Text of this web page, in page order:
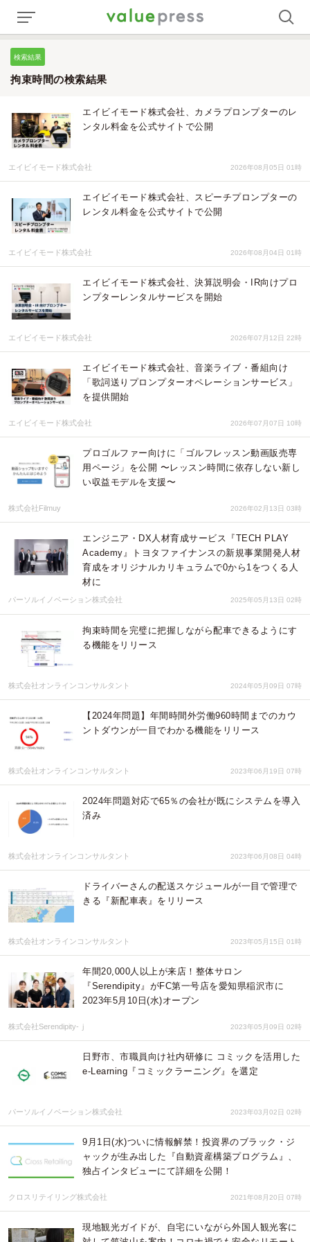
検索結果
拘束時間の検索結果
エイビイモード株式会社、カメラプロンプターのレ
ンタル料金を公式サイトで公開
エイビイモード株式会社 2026年08月05日 01時
エイビイモード株式会社、スピーチプロンプターの
レンタル料金を公式サイトで公開
エイビイモード株式会社 2026年08月04日 01時
エイビイモード株式会社、決算説明会・IR向けプロ
ンプターレンタルサービスを開始
エイビイモード株式会社 2026年07月12日 22時
エイビイモード株式会社、音楽ライブ・番組向け
「歌詞送りプロンプターオペレーションサービス」
を提供開始
エイビイモード株式会社 2026年07月07日 10時
プロゴルファー向けに「ゴルフレッスン動画販売専
用ページ」を公開 〜レッスン時間に依存しない新し
い収益モデルを支援〜
株式会社Filmuy 2026年02月13日 03時
エンジニア・DX人材育成サービス『TECH PLAY
Academy』トヨタファイナンスの新規事業開発人材
育成をオリジナルカリキュラムで0から1をつくる人
材に
パーソルイノベーション株式会社 2025年05月13日 02時
拘束時間を完璧に把握しながら配車できるようにす
る機能をリリース
株式会社オンラインコンサルタント 2024年05月09日 07時
【2024年問題】年間時間外労働960時間までのカウ
ントダウンが一目でわかる機能をリリース
株式会社オンラインコンサルタント 2023年06月19日 07時
2024年問題対応で65％の会社が既にシステムを導入
済み
株式会社オンラインコンサルタント 2023年06月08日 04時
ドライバーさんの配送スケジュールが一目で管理で
きる『新配車表』をリリース
株式会社オンラインコンサルタント 2023年05月15日 01時
年間20,000人以上が来店！整体サロン
『Serendipity』がFC第一号店を愛知県稲沢市に
2023年5月10日(水)オープン
株式会社Serendipity-ｊ 2023年05月09日 02時
日野市、市職員向け社内研修に コミックを活用した
e-Learning『コミックラーニング』を選定
パーソルイノベーション株式会社 2023年03月02日 02時
9月1日(水)ついに情報解禁！投資界のブラック・ジ
ャックが生み出した『自動資産構築プログラム』、
独占インタビューにて詳細を公開！
クロスリテイリング株式会社 2021年08月20日 07時
現地観光ガイドが、自宅にいながら外国人観光客に